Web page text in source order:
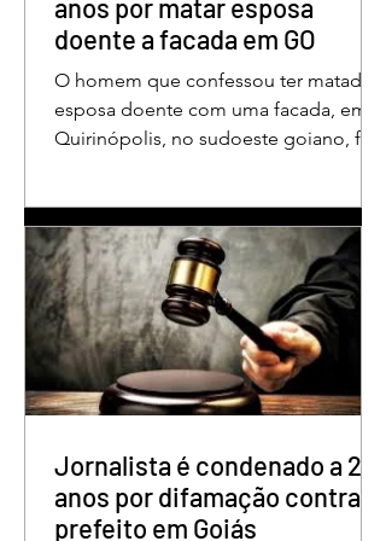
anos por matar esposa
doente a facada em GO
O homem que confessou ter matado a
esposa doente com uma facada, em
Quirinópolis, no sudoeste goiano, foi
em outubro de 2025, na casa do casal.
À época, Cléria Rosa de Moraes se
recuperava de um Acidente Vascular
Cerebral (AVC) e estava em condição
de fragilidade física. De acordo com o
processo, Cléria foi morta com um
único golpe de faca no pescoço,
repousando, desferido pelo
Jornalista é condenado a 2
anos por difamação contra
prefeito em Goiás